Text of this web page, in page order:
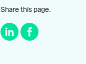
Share this page.